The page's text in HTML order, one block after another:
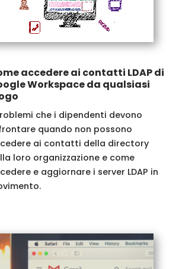
accedere ai contatti LDAP di
Workspace da qualsiasi
che i dipendenti devono
quando non possono
ai contatti della directory
loro organizzazione e come
e aggiornare i server LDAP in